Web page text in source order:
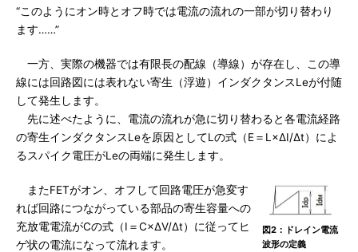
“このようにオン時とオフ時では電流の流れの一部が切り替わり
ます……”
一方、実際の機器では有限長の配線（導線）が存在し、この導
線には回路図には表れない寄生（浮遊）インダクタンスLeが付随
して発生します。
先に述べたように、電流の流れが急に切り替わると各電流経路
の寄生インダクタンスLeを原因としてLの式（E＝L×ΔI/Δt）によ
るスパイク電圧がLeの両端に発生します。
図2：ドレイン電流
波形の定義
またFETがオン、オフして回路電圧が急変す
れば回路につながっている部品の寄生容量への
充放電電流がCの式（I＝C×ΔV/Δt）に従ってヒ
ゲ状の電流になって流れます。